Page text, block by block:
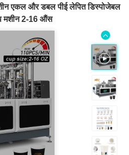
एकल और डबल पीई लेपित डिस्पोजेबल
मशीन 2-16 औंस